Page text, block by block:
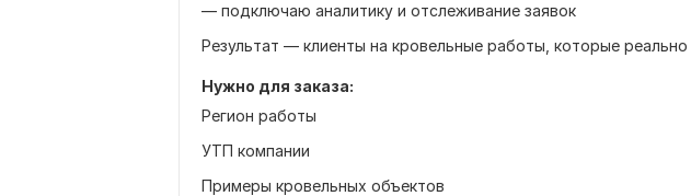
— подключаю аналитику и отслеживание заявок
Результат — клиенты на кровельные работы, которые
Нужно для заказа:
Регион работы
УТП компании
Примеры кровельных объектов